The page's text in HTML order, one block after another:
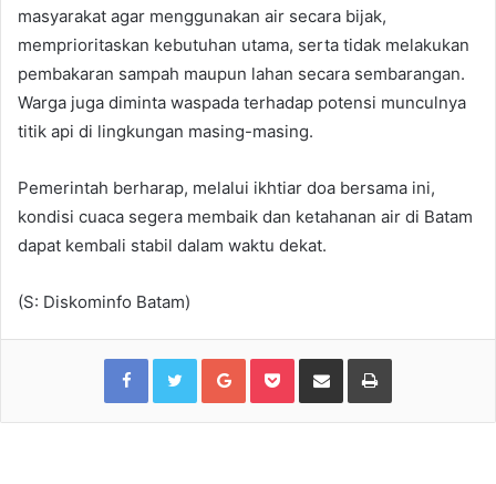
masyarakat agar menggunakan air secara bijak,
memprioritaskan kebutuhan utama, serta tidak melakukan
pembakaran sampah maupun lahan secara sembarangan.
Warga juga diminta waspada terhadap potensi munculnya
titik api di lingkungan masing-masing.
Pemerintah berharap, melalui ikhtiar doa bersama ini,
kondisi cuaca segera membaik dan ketahanan air di Batam
dapat kembali stabil dalam waktu dekat.
(S: Diskominfo Batam)
FacebookTwitterGoogle+PocketShare via Email Print